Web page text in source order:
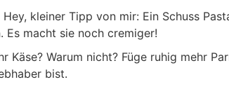
Hey, kleiner Tipp von mir: Ein Schuss
Es macht sie noch cremiger!
Käse? Warum nicht? Füge ruhig mehr
bist.